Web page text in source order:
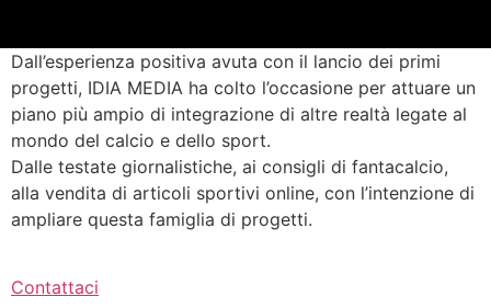
Dall’esperienza positiva avuta con il lancio dei primi
progetti, IDIA MEDIA ha colto l’occasione per attuare un
piano più ampio di integrazione di altre realtà legate al
mondo del calcio e dello sport.
Dalle testate giornalistiche, ai consigli di fantacalcio,
alla vendita di articoli sportivi online, con l’intenzione di
ampliare questa famiglia di progetti.
Contattaci